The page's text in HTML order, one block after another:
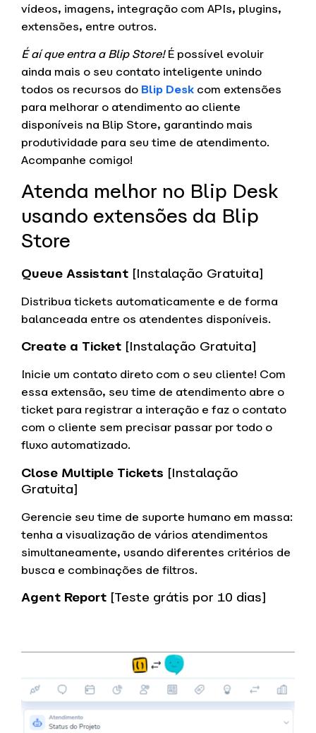
vídeos, imagens, integração com APIs, plugins,
extensões, entre outros.
É aí que entra a Blip Store!É possível evoluir
ainda mais o seu contato inteligente unindo
todos os recursos do Blip Desk com extensões
para melhorar o atendimento ao cliente
disponíveis na Blip Store, garantindo mais
produtividade para seu time de atendimento.
Acompanhe comigo!
Atenda melhor no Blip Desk
usando extensões da Blip
Store
Queue Assistant [Instalação Gratuita]
Distribua tickets automaticamente e de forma
balanceada entre os atendentes disponíveis.
Create a Ticket [Instalação Gratuita]
Inicie um contato direto com o seu cliente! Com
essa extensão, seu time de atendimento abre o
ticket para registrar a interação e faz o contato
com o cliente sem precisar passar por todo o
fluxo automatizado.
Close Multiple Tickets [Instalação
Gratuita]
Gerencie seu time de suporte humano em massa:
tenha a visualização de vários atendimentos
simultaneamente, usando diferentes critérios de
busca e combinações de filtros.
Agent Report [Teste grátis por 10 dias]